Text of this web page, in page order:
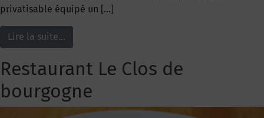
privatisable équipé un […]
Lire la suite…
Restaurant Le Clos de
bourgogne